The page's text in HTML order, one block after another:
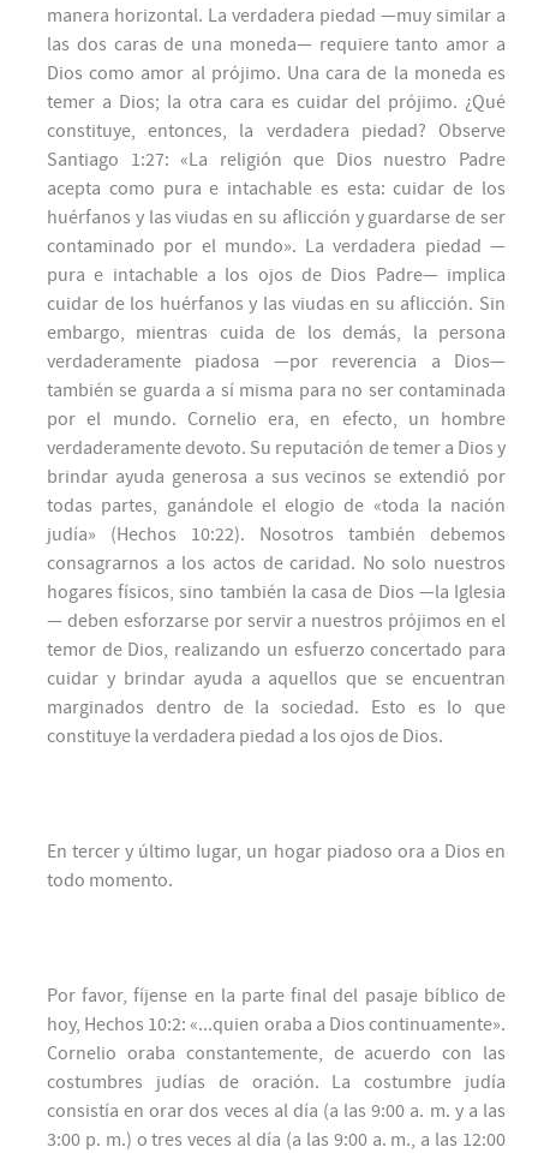
manera horizontal. La verdadera piedad —muy similar a
las dos caras de una moneda— requiere tanto amor a
Dios como amor al prójimo. Una cara de la moneda es
temer a Dios; la otra cara es cuidar del prójimo. ¿Qué
constituye, entonces, la verdadera piedad? Observe
Santiago 1:27: «La religión que Dios nuestro Padre
acepta como pura e intachable es esta: cuidar de los
huérfanos y las viudas en su aflicción y guardarse de ser
contaminado por el mundo». La verdadera piedad —
pura e intachable a los ojos de Dios Padre— implica
cuidar de los huérfanos y las viudas en su aflicción. Sin
embargo, mientras cuida de los demás, la persona
verdaderamente piadosa —por reverencia a Dios—
también se guarda a sí misma para no ser contaminada
por el mundo. Cornelio era, en efecto, un hombre
verdaderamente devoto. Su reputación de temer a Dios y
brindar ayuda generosa a sus vecinos se extendió por
todas partes, ganándole el elogio de «toda la nación
judía» (Hechos 10:22). Nosotros también debemos
consagrarnos a los actos de caridad. No solo nuestros
hogares físicos, sino también la casa de Dios —la Iglesia
— deben esforzarse por servir a nuestros prójimos en el
temor de Dios, realizando un esfuerzo concertado para
cuidar y brindar ayuda a aquellos que se encuentran
marginados dentro de la sociedad. Esto es lo que
constituye la verdadera piedad a los ojos de Dios.
En tercer y último lugar, un hogar piadoso ora a Dios en
todo momento.
Por favor, fíjense en la parte final del pasaje bíblico de
hoy, Hechos 10:2: «...quien oraba a Dios continuamente».
Cornelio oraba constantemente, de acuerdo con las
costumbres judías de oración. La costumbre judía
consistía en orar dos veces al día (a las 9:00 a. m. y a las
3:00 p. m.) o tres veces al día (a las 9:00 a. m., a las 12:00